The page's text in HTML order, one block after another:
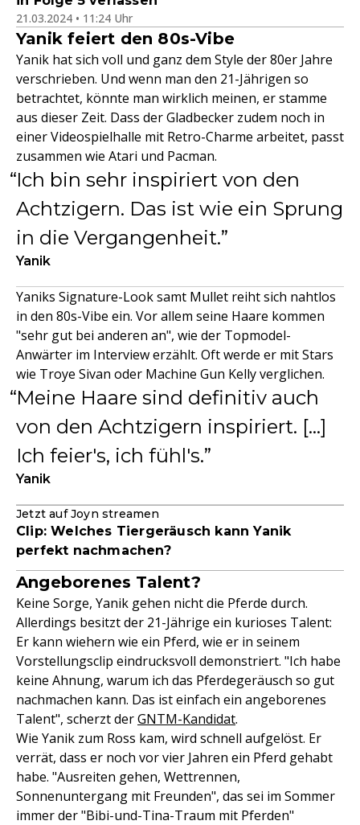
21.03.2024 • 11:24 Uhr
Yanik feiert den 80s-Vibe
Yanik hat sich voll und ganz dem Style der 80er Jahre
verschrieben. Und wenn man den 21-Jährigen so
betrachtet, könnte man wirklich meinen, er stamme
aus dieser Zeit. Dass der Gladbecker zudem noch in
einer Videospielhalle mit Retro-Charme arbeitet, passt
zusammen wie Atari und Pacman.
Ich bin sehr inspiriert von den
Achtzigern. Das ist wie ein Sprung
in die Vergangenheit.
Yanik
Yaniks Signature-Look samt Mullet reiht sich nahtlos
in den 80s-Vibe ein. Vor allem seine Haare kommen
"sehr gut bei anderen an", wie der Topmodel-
Anwärter im Interview erzählt. Oft werde er mit Stars
wie Troye Sivan oder Machine Gun Kelly verglichen.
Meine Haare sind definitiv auch
von den Achtzigern inspiriert. […]
Ich feier's, ich fühl's.
Yanik
Jetzt auf Joyn streamen
Clip: Welches Tiergeräusch kann Yanik
perfekt nachmachen?
Angeborenes Talent?
Keine Sorge, Yanik gehen nicht die Pferde durch.
Allerdings besitzt der 21-Jährige ein kurioses Talent:
Er kann wiehern wie ein Pferd, wie er in seinem
Vorstellungsclip eindrucksvoll demonstriert. "Ich habe
keine Ahnung, warum ich das Pferdegeräusch so gut
nachmachen kann. Das ist einfach ein angeborenes
Talent", scherzt derGNTM-Kandidat.
Wie Yanik zum Ross kam, wird schnell aufgelöst. Er
verrät, dass er noch vor vier Jahren ein Pferd gehabt
habe. "Ausreiten gehen, Wettrennen,
Sonnenuntergang mit Freunden", das sei im Sommer
immer der "Bibi-und-Tina-Traum mit Pferden"